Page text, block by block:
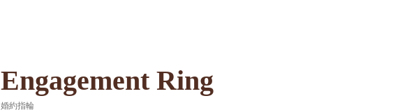
Engagement Ring
婚約指輪